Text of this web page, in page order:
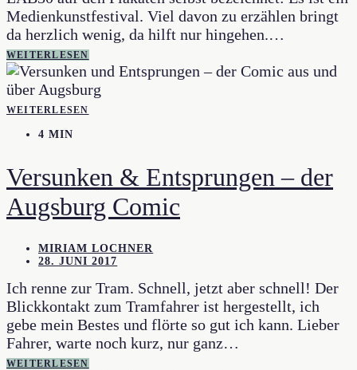
Medienkunstfestival. Viel davon zu erzählen bringt
da herzlich wenig, da hilft nur hingehen.…
WEITERLESEN
WEITERLESEN
4 MIN
Versunken & Entsprungen – der
Augsburg Comic
MIRIAM LOCHNER
28. JUNI 2017
Ich renne zur Tram. Schnell, jetzt aber schnell! Der
Blickkontakt zum Tramfahrer ist hergestellt, ich
gebe mein Bestes und flörte so gut ich kann. Lieber
Fahrer, warte noch kurz, nur ganz…
WEITERLESEN